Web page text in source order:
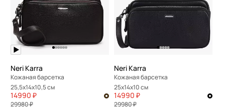
По размеру скидки
По скорости доставки
Neri Karra
Кожаная барсетка
25,5x14x10,5 см
14990 ₽
29980 ₽
Neri Karra
Кожаная барсетка
25x14x10 см
14990 ₽
29980 ₽